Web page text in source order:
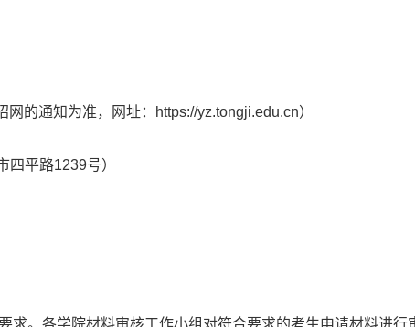
网的通知为准，网址：https://yz.tongji.edu.cn）
平路1239号）